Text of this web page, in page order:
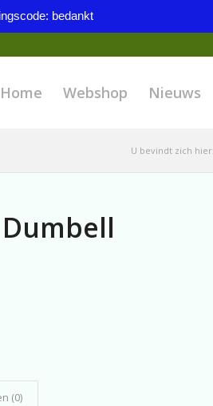
bedankt
Home Webshop Nieuws
U bevindt zich hier:
(0)